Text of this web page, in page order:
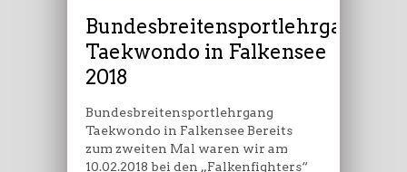
2018
Bundesbreitensportlehrgang
Taekwondo in Falkensee
2018
Bundesbreitensportlehrgang
Taekwondo in Falkensee Bereits
zum zweiten Mal waren wir am
10.02.2018 bei den „Falkenfighters“